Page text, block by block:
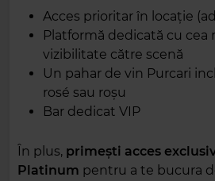
Acces prioritar în locație
Platformă dedicată cu cea
vizibilitate către scenă
Un pahar de vin Purcari
rosé sau roșu
Bar dedicat VIP
În plus, primești acces
Platinum pentru a te bucura